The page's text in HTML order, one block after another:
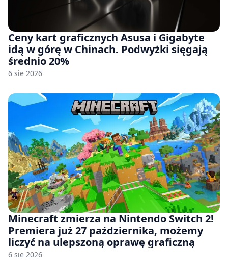
Ceny kart graficznych Asusa i Gigabyte
idą w górę w Chinach. Podwyżki sięgają
średnio 20%
6 sie 2026
Minecraft zmierza na Nintendo Switch 2!
Premiera już 27 października, możemy
liczyć na ulepszoną oprawę graficzną
6 sie 2026